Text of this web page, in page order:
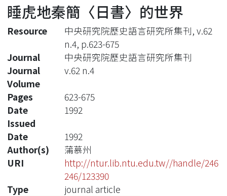
Statistics
睡虎地秦簡〈日書〉的世界
Resource
中央研究院歷史語言研究所集刊, v.62
n.4, p.623-675
Journal
中央研究院歷史語言研究所集刊
Journal
Volume
v.62 n.4
Pages
623-675
Date
Issued
1992
Date
1992
Author(s)
蒲慕州
URI
http://ntur.lib.ntu.edu.tw//handle/246
246/123390
Type
journal article